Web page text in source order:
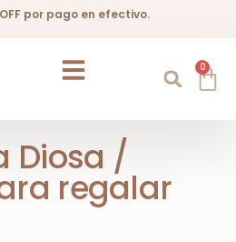
por pago en efectivo.
0
Diosa /
regalar